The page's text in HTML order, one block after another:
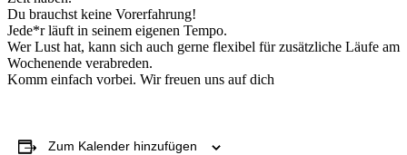
Du brauchst keine Vorerfahrung!
Jede*r läuft in seinem eigenen Tempo.
Wer Lust hat, kann sich auch gerne flexibel für zusätzliche Läufe am
Wochenende verabreden.
Komm einfach vorbei. Wir freuen uns auf dich
Zum Kalender hinzufügen